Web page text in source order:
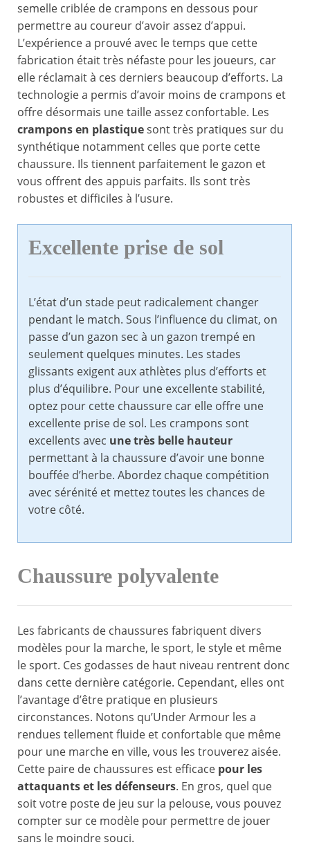
semelle criblée de crampons en dessous pour
permettre au coureur d’avoir assez d’appui.
L’expérience a prouvé avec le temps que cette
fabrication était très néfaste pour les joueurs, car
elle réclamait à ces derniers beaucoup d’efforts. La
technologie a permis d’avoir moins de crampons et
offre désormais une taille assez confortable. Les
crampons en plastiquesont très pratiques sur du
synthétique notamment celles que porte cette
chaussure. Ils tiennent parfaitement le gazon et
vous offrent des appuis parfaits. Ils sont très
robustes et difficiles à l’usure.
Excellente prise de sol
L’état d’un stade peut radicalement changer
pendant le match. Sous l’influence du climat, on
passe d’un gazon sec à un gazon trempé en
seulement quelques minutes. Les stades
glissants exigent aux athlètes plus d’efforts et
plus d’équilibre. Pour une excellente stabilité,
optez pour cette chaussure car elle offre une
excellente prise de sol. Les crampons sont
excellents avec une très belle hauteur
permettant à la chaussure d’avoir une bonne
bouffée d’herbe. Abordez chaque compétition
avec sérénité et mettez toutes les chances de
votre côté.
Chaussure polyvalente
Les fabricants de chaussures fabriquent divers
modèles pour la marche, le sport, le style et même
le sport. Ces godasses de haut niveau rentrent donc
dans cette dernière catégorie. Cependant, elles ont
l’avantage d’être pratique en plusieurs
circonstances. Notons qu’Under Armour les a
rendues tellement fluide et confortable que même
pour une marche en ville, vous les trouverez aisée.
Cette paire de chaussures est efficace pour les
attaquants et les défenseurs. En gros, quel que
soit votre poste de jeu sur la pelouse, vous pouvez
compter sur ce modèle pour permettre de jouer
sans le moindre souci.